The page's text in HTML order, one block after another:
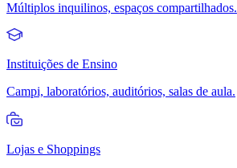
Múltiplos inquilinos, espaços compartilhados.
Instituições de Ensino
Campi, laboratórios, auditórios, salas de aula.
Lojas e Shoppings